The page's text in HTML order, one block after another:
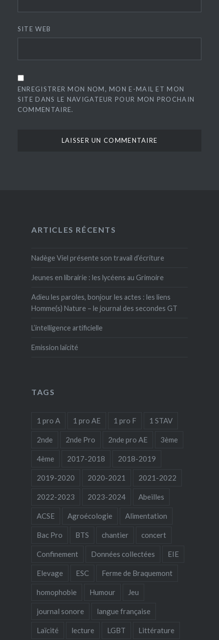
SITE WEB
ENREGISTRER MON NOM, MON E-MAIL ET MON
SITE DANS LE NAVIGATEUR POUR MON PROCHAIN
COMMENTAIRE.
ARTICLES RÉCENTS
Nadège Viel présente son travail d’écriture
Jeunes en librairie : les lycéens au Grimoire
Adieu les paroles, bonjour les actes : les liens
Homme(s) Nature – le journal des secondes GT
L’intelligence artificielle
Emission laïcité
TAGS
1 pro A 1 pro AE 1 pro F 1 STAV
2nde 2nde Pro 2nde pro AE 3ème
4ème 2017-2018 2018-2019
2019-2020 2020-2021 2021-2022
2022-2023 2023-2024 Abeilles
ACSE Agroécologie Alimentation
Bac Pro BTS chantier concert
Confinement Données collectées EIE
Elevage ESC Ferme de Braquemont
homophobie Humour Jeu
journal sonore langue française
Laïcité lecture LGBT Littérature